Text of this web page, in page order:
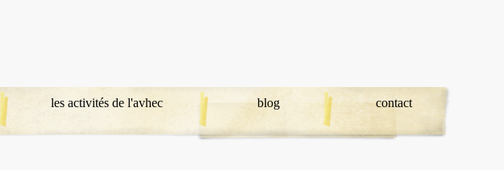
les activités de l'avhec blog contact